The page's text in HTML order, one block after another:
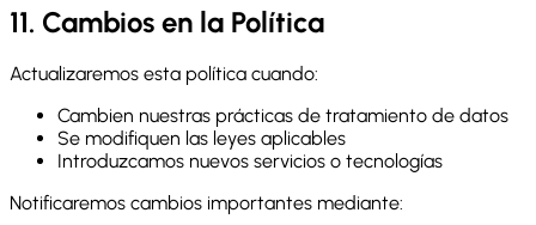
11. Cambios en la Política
Actualizaremos esta política cuando:
Cambien nuestras prácticas de tratamiento de datos
Se modifiquen las leyes aplicables
Introduzcamos nuevos servicios o tecnologías
Notificaremos cambios importantes mediante: